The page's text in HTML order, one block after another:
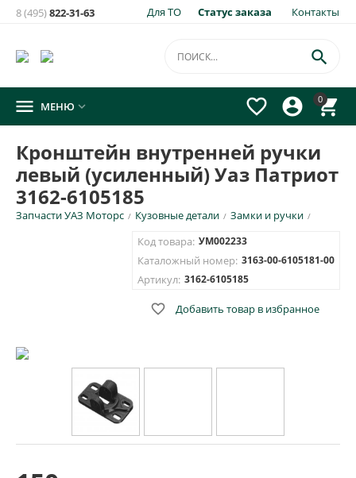
Для ТО Статус заказа Контакты
8 (495)822-31-63
0




 МЕНЮ 
Кронштейн внутренней ручки
левый (усиленный) Уаз Патриот
3162-6105185
Запчасти УАЗ Моторс / Кузовные детали / Замки и ручки /
Код товара: УМ002233
Каталожный номер: 3163-00-6105181-00
Артикул: 3162-6105185
 Добавить товар в избранное